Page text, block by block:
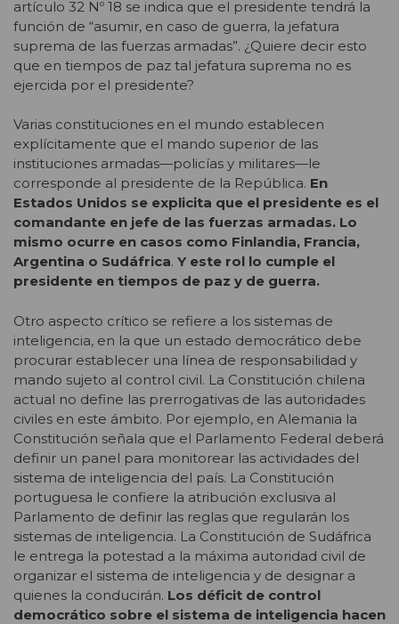
artículo 32 Nº 18 se indica que el presidente tendrá la
función de “asumir, en caso de guerra, la jefatura
suprema de las fuerzas armadas”. ¿Quiere decir esto
que en tiempos de paz tal jefatura suprema no es
ejercida por el presidente?
Varias constituciones en el mundo establecen
explícitamente que el mando superior de las
instituciones armadas—policías y militares—le
corresponde al presidente de la República. En
Estados Unidos se explicita que el presidente es el
comandante en jefe de las fuerzas armadas. Lo
mismo ocurre en casos como Finlandia, Francia,
Argentina o Sudáfrica. Y este rol lo cumple el
presidente en tiempos de paz y de guerra.
Otro aspecto crítico se refiere a los sistemas de
inteligencia, en la que un estado democrático debe
procurar establecer una línea de responsabilidad y
mando sujeto al control civil. La Constitución chilena
actual no define las prerrogativas de las autoridades
civiles en este ámbito. Por ejemplo, en Alemania la
Constitución señala que el Parlamento Federal deberá
definir un panel para monitorear las actividades del
sistema de inteligencia del país. La Constitución
portuguesa le confiere la atribución exclusiva al
Parlamento de definir las reglas que regularán los
sistemas de inteligencia. La Constitución de Sudáfrica
le entrega la potestad a la máxima autoridad civil de
organizar el sistema de inteligencia y de designar a
quienes la conducirán. Los déficit de control
democrático sobre el sistema de inteligencia hacen